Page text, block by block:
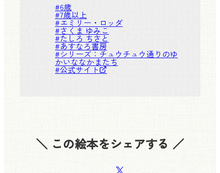
#6歳
#7歳以上
#エミリー・ロッダ
#さくま ゆみこ
#たしろ ちさと
#あすなろ書房
#シリーズ：チュウチュウ通りのゆ
かいななかまたち
#公式サイト
＼ この絵本をシェアする ／